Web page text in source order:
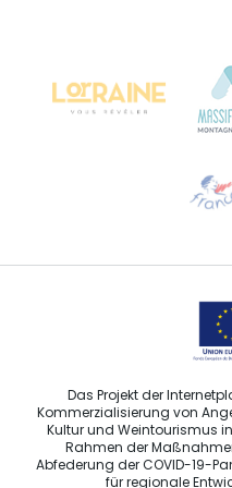
Bureau de Colmar
Sprechen
Das Projekt der
Kommerzialisierung von
Kultur und Weintourismus
Rahmen der
Abfederung der COVID-19-
für regionale